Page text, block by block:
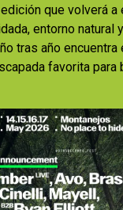
que volverá a
entorno natural
tras año encuentra
favorita para